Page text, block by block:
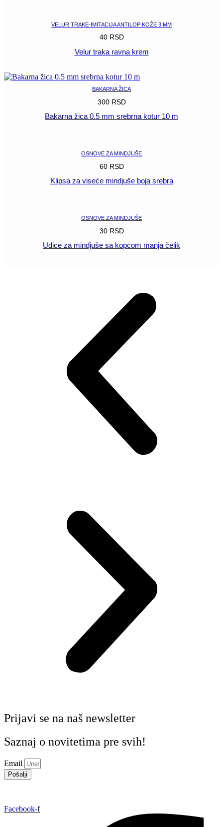
VELUR TRAKE-IMITACIJA ANTILOP KOŽE 3 MM
40 RSD
Velur traka ravna krem
BAKARNA ŽICA
300 RSD
Bakarna žica 0.5 mm srebrna kotur 10 m
OSNOVE ZA MINDJUŠE
60 RSD
Klipsa za viseće mindjuše boja srebra
OSNOVE ZA MINDJUŠE
30 RSD
Udice za mindjuše sa kopcom manja čelik
Prijavi se na naš newsletter
Saznaj o novitetima pre svih!
Email
Pošalji
Facebook-f